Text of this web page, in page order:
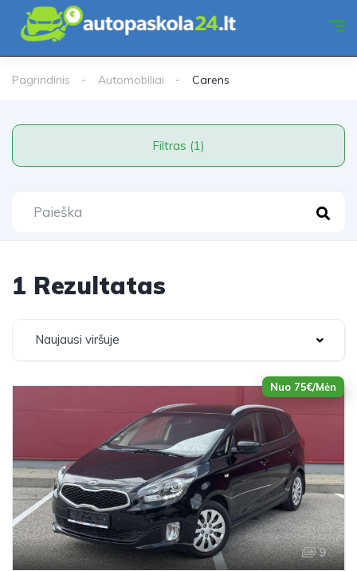
Pagrindinis Automobiliai Carens
Filtras (1)
1 Rezultatas
Naujausi viršuje
Nuo 75€/Mėn
9